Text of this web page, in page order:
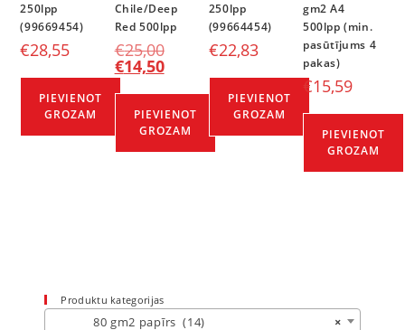
250lpp
(99669454)
€28,55
PIEVIENOT
GROZAM
Chile/Deep
Red 500lpp
€25,00
€14,50
PIEVIENOT
GROZAM
250lpp
(99664454)
€22,83
PIEVIENOT
GROZAM
gm2 A4
500lpp (min.
pasūtījums 4
pakas)
€15,59
PIEVIENOT
GROZAM
Produktu kategorijas
×
80 gm2 papīrs (14)